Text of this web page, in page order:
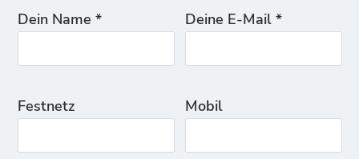
Dein Name * Deine E-Mail *
Festnetz Mobil